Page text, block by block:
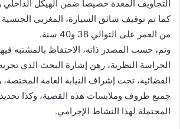
التجاويف المعدة خصيصا ضمن الهيكل الداخلي
كما تم توقيف سائق السيارة، المغربي الجنسية
من العمر على التوالي 38 و40 سنة.
وتم، حسب المصدر ذاته، الاحتفاظ بالمشتبه
الحراسة النظرية، رهن إشارة البحث الذي
القضائية، تحت إشراف النيابة العامة
جميع ظروف وملابسات هذه القضية، وكذا تحديد
المحتملة لهذا النشاط الإجرامي.